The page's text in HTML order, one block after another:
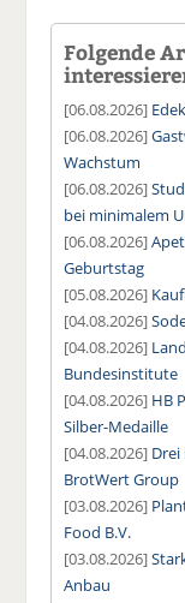
Folgende
[06.08.2026]
[06.08.2026]
Wachstum
[06.08.2026]
bei minimalem
[06.08.2026]
Geburtstag
[05.08.2026]
[04.08.2026]
[04.08.2026]
Bundesinstitute
[04.08.2026] HB
Silber-Medaille
[04.08.2026]
BrotWert Group
[03.08.2026]
Food B.V.
[03.08.2026]
Anbau